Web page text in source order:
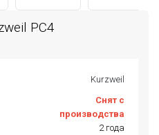
PC4
Kurzweil
Снят с
производства
2 года